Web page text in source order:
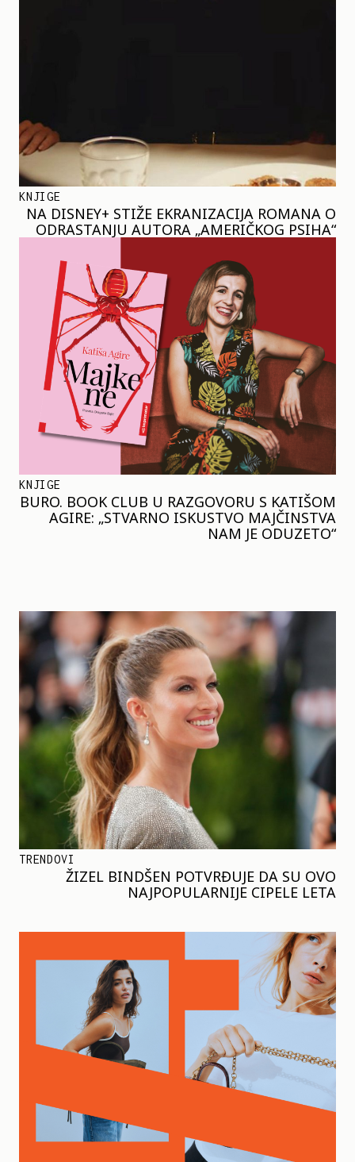
KNJIGE
NA DISNEY+ STIŽE EKRANIZACIJA ROMANA O
ODRASTANJU AUTORA „AMERIČKOG PSIHA“
KNJIGE
BURO. BOOK CLUB U RAZGOVORU S KATIŠOM
AGIRE: „STVARNO ISKUSTVO MAJČINSTVA
NAM JE ODUZETO“
TRENDOVI
ŽIZEL BINDŠEN POTVRĐUJE DA SU OVO
NAJPOPULARNIJE CIPELE LETA